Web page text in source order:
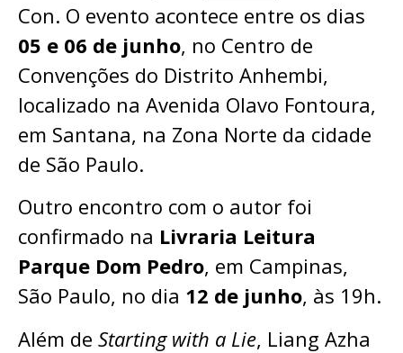
Con. O evento acontece entre os dias
05 e 06 de junho, no Centro de
Convenções do Distrito Anhembi,
localizado na Avenida Olavo Fontoura,
em Santana, na Zona Norte da cidade
de São Paulo.
Outro encontro com o autor foi
confirmado na Livraria Leitura
Parque Dom Pedro, em Campinas,
São Paulo, no dia 12 de junho, às 19h.
Além de Starting with a Lie, Liang Azha